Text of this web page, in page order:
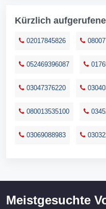
Kürzlich
02017845826
052469396087
03047376220
080013535100
03069088983
Meistgesuchte